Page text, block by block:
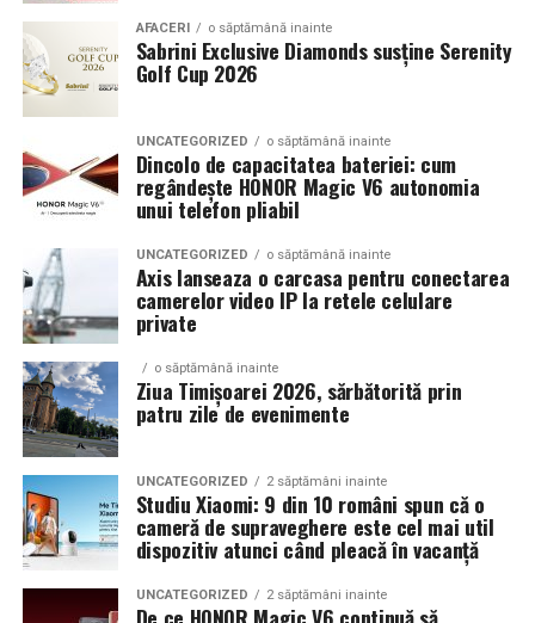
Echilibrul dintre estetica si utilizare reala
Un aspect specific evenimentelor auto din Cluj este
prezenta multor masini care nu sunt doar proiecte de
show, ci si vehicule utilizate zilnic. Proprietarii acestora
cauta solutii care sa le permita sa participe la
evenimente fara a sacrifica complet confortul sau
siguranta pe drumurile publice.
In acest context, anvelopele alese trebuie sa ofere un
echilibru intre aspect si functionalitate. Multi pasionati
opteaza pentru anvelope care arata bine la show, dar
care pot fi folosite si in conditii reale de trafic,
indiferent de vreme sau sezon.
De ce conteaza tipul de anvelopa la evenimentele din
Cluj
Clujul este un oras in care vremea poate fi imprevizibila,
iar drumurile din imprejurimi includ atat zone urbane,
cat si trasee montane sau colinare. O masina pregatita
de show trebuie sa ajunga la eveniment in siguranta si
AFACERI o săptămână inainte
Sabrini Exclusive Diamonds susține Serenity
Golf Cup 2026
UNCATEGORIZED o săptămână inainte
Dincolo de capacitatea bateriei: cum
regândește HONOR Magic V6 autonomia
unui telefon pliabil
UNCATEGORIZED o săptămână inainte
Axis lanseaza o carcasa pentru conectarea
camerelor video IP la retele celulare
private
o săptămână inainte
Ziua Timișoarei 2026, sărbătorită prin
patru zile de evenimente
UNCATEGORIZED 2 săptămâni inainte
Studiu Xiaomi: 9 din 10 români spun că o
cameră de supraveghere este cel mai util
dispozitiv atunci când pleacă în vacanță
UNCATEGORIZED 2 săptămâni inainte